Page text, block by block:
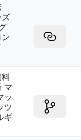
料
マ
ッ
ツ
ギ